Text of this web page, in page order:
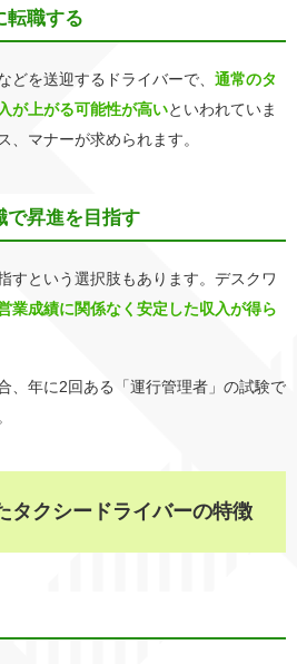
転職する
どを送迎するドライバーで、 通常のタ
が上がる可能性が高いといわれていま
、マナーが求められます。
で昇進を目指す
すという選択肢もあります。デスクワ
業成績に関係なく安定した収入が得ら
、年に2回ある「運行管理者」の試験で
タクシードライバーの特徴